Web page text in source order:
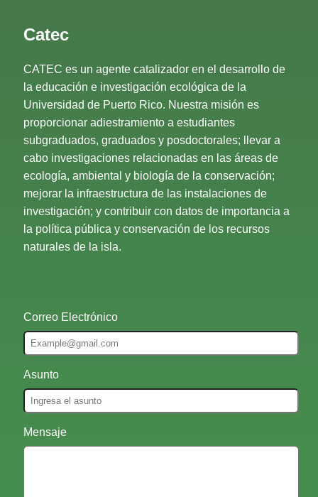
Catec
CATEC es un agente catalizador en el desarrollo de
la educación e investigación ecológica de la
Universidad de Puerto Rico. Nuestra misión es
proporcionar adiestramiento a estudiantes
subgraduados, graduados y posdoctorales; llevar a
cabo investigaciones relacionadas en las áreas de
ecología, ambiental y biología de la conservación;
mejorar la infraestructura de las instalaciones de
investigación; y contribuir con datos de importancia a
la política pública y conservación de los recursos
naturales de la isla.
Correo Electrónico
Asunto
Mensaje